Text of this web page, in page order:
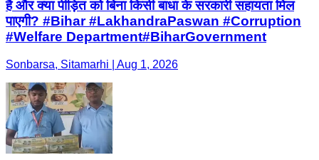
है और क्या पीड़ित को बिना किसी बाधा के सरकारी सहायता मिल
पाएगी? #Bihar #LakhandraPaswan #Corruption
#Welfare Department#BiharGovernment
Sonbarsa, Sitamarhi | Aug 1, 2026